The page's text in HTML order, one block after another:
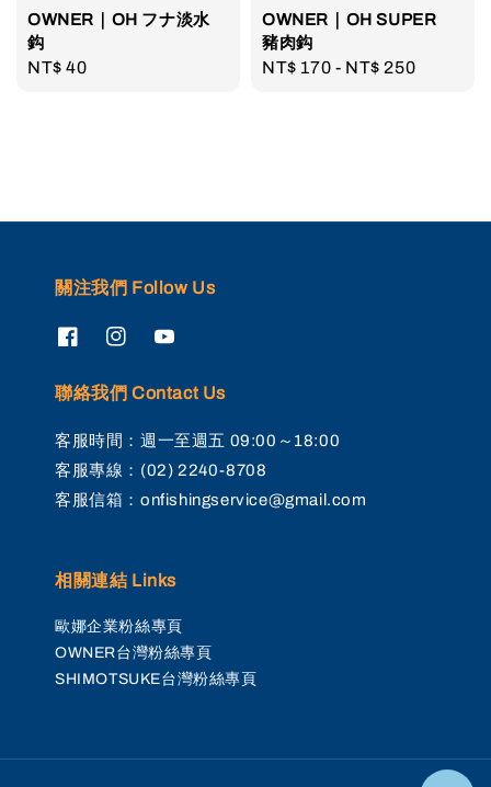
OWNER｜OH フナ淡水
鈎
Regular
NT$ 40
OWNER｜OH SUPER
豬肉鈎
Regular
NT$ 170 - NT$ 250
關注我們 Follow Us
聯絡我們 Contact Us
客服時間：週一至週五 09:00～18:00
客服專線：(02) 2240-8708
客服信箱：onfishingservice@gmail.com
相關連結 Links
歐娜企業粉絲專頁
OWNER台灣粉絲專頁
SHIMOTSUKE台灣粉絲專頁